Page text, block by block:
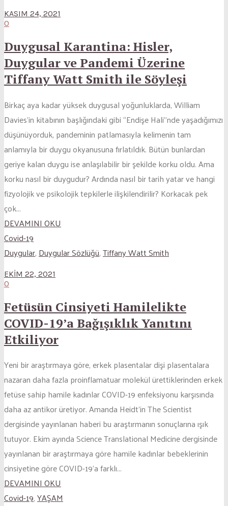
KASIM 24, 2021
0
Duygusal Karantina: Hisler,
Duygular ve Pandemi Üzerine
Tiffany Watt Smith ile Söyleşi
Birkaç aya kadar yüksek duygusal yoğunluklarda, William
Davies’in kitabının başlığındaki gibi “Endişe Hali”nde yaşadığımızı
düşünüyorduk, pandeminin patlamasıyla kelimenin tam
anlamıyla bir duygu okyanusuna fırlatıldık. Bütün bunlardan
geriye kalan duygu ise anlaşılabilir bir şekilde korku oldu. Ama
korku nasıl bir duygudur? Ardında nasıl bir tarih yatar ve hangi
fizyolojik ve psikolojik tepkilerle ilişkilendirilir? Korkacak pek
çok...
DEVAMINI OKU
Covid-19
Duygular, Duygular Sözlüğü,Tiffany Watt Smith
EKIM 22, 2021
0
Fetüsün Cinsiyeti Hamilelikte
COVID-19’a Bağışıklık Yanıtını
Etkiliyor
Yeni bir araştırmaya göre, erkek plasentalar dişi plasentalara
nazaran daha fazla proinflamatuar molekül ürettiklerinden erkek
fetüse sahip hamile kadınlar COVID-19 enfeksiyonu karşısında
daha az antikor üretiyor. Amanda Heidt’in The Scientist
dergisinde yayınlanan haberi bu araştırmanın sonuçlarına ışık
tutuyor. Ekim ayında Science Translational Medicine dergisinde
yayınlanan bir araştırmaya göre hamile kadınlar bebeklerinin
cinsiyetine göre COVID-19’a farklı...
DEVAMINI OKU
Covid-19,YAŞAM